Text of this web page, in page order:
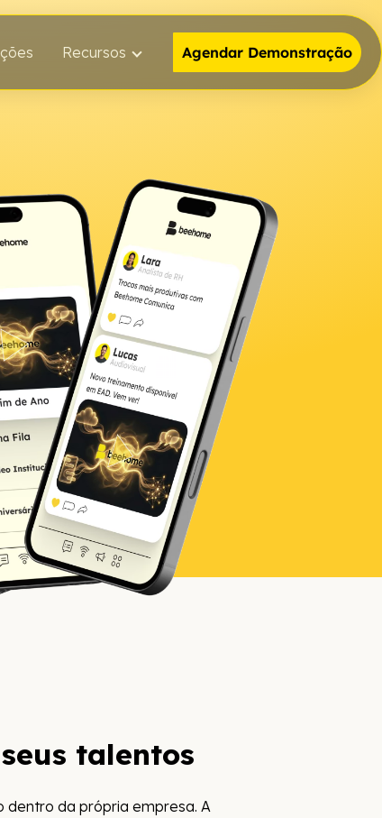
Recursos Agendar Demonstração
talentos
dentro da própria empresa. A